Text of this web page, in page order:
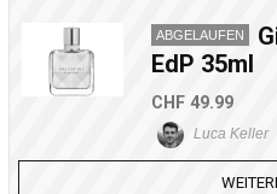
ABGELAUFEN
EdP 35ml
CHF 49.99
Luca Keller